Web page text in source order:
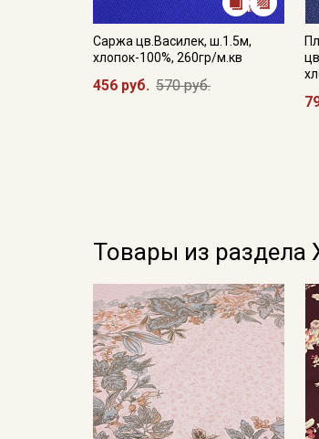
Саржа цв.Василек, ш.1.5м,
хлопок-100%, 260гр/м.кв
456 руб. 570 руб.
Товары из раздела